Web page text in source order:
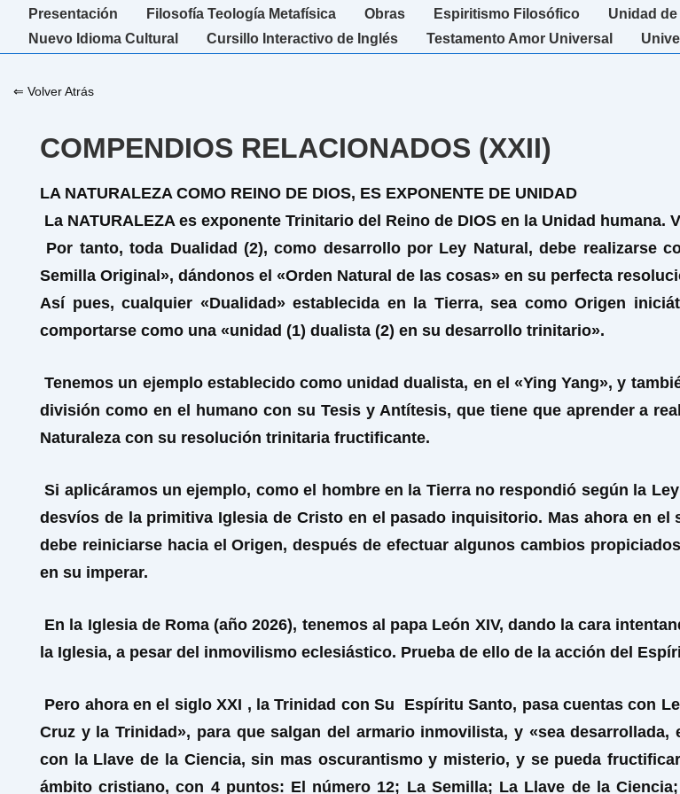
Saltar
contenido
Navegación
principal
Presentación Filosofía Teología Metafísica Obras Espiritismo Filosófico Unidad
Nuevo Idioma Cultural
Cursillo Interactivo de Inglés Testamento Amor Universal
⇐ Volver Atrás
COMPENDIOS RELACIONADOS (XXII)
LA NATURALEZA COMO REINO DE DIOS, ES EXPONENTE DE UNIDAD
La NATURALEZA es exponente Trinitario del Reino de DIOS en la Unidad humana.
Por tanto, toda Dualidad (2), como desarrollo por Ley Natural, debe realizarse
Semilla Original», dándonos el «Orden Natural de las cosas» en su perfecta
Así pues, cualquier «Dualidad» establecida en la Tierra, sea como Origen
comportarse como una «unidad (1) dualista (2) en su desarrollo trinitario».
Tenemos un ejemplo establecido como unidad dualista, en el «Ying Yang», y
división como en el humano con su Tesis y Antítesis, que tiene que aprender a
Naturaleza con su resolución trinitaria fructificante.
Si aplicáramos un ejemplo, como el hombre en la Tierra no respondió según la
desvíos de la primitiva Iglesia de Cristo en el pasado inquisitorio. Mas ahora en el
debe reiniciarse hacia el Origen, después de efectuar algunos cambios
en su imperar.
En la Iglesia de Roma (año 2026), tenemos al papa León XIV, dando la cara
la Iglesia, a pesar del inmovilismo eclesiástico. Prueba de ello de la acción del
Pero ahora en el siglo XXI , la Trinidad con Su Espíritu Santo, pasa cuentas con
Cruz y la Trinidad», para que salgan del armario inmovilista, y «sea
con la Llave de la Ciencia, sin mas oscurantismo y misterio, y se pueda
ámbito cristiano,con 4 puntos: El número 12; La Semilla; La Llave de la